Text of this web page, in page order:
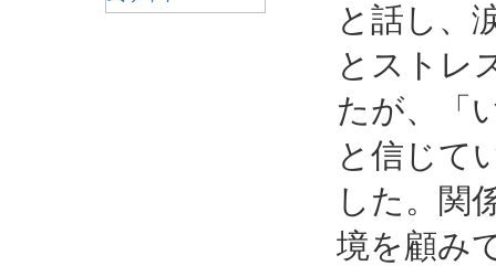
と話し、
とストレ
たが、「
と信じて
した。関
境を顧み